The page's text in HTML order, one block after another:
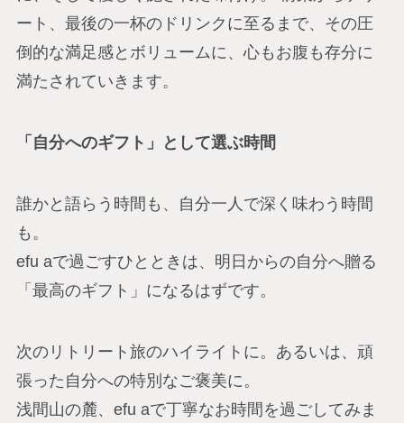
ート、最後の一杯のドリンクに至るまで、その圧
倒的な満足感とボリュームに、心もお腹も存分に
満たされていきます。
「自分へのギフト」として選ぶ時間
誰かと語らう時間も、自分一人で深く味わう時間
も。
efu aで過ごすひとときは、明日からの自分へ贈る
「最高のギフト」になるはずです。
次のリトリート旅のハイライトに。あるいは、頑
張った自分への特別なご褒美に。
浅間山の麓、efu aで丁寧なお時間を過ごしてみま